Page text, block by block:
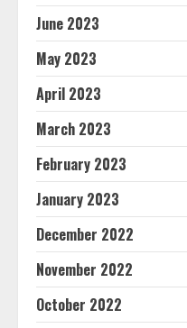
June 2023
May 2023
April 2023
March 2023
February 2023
January 2023
December 2022
November 2022
October 2022